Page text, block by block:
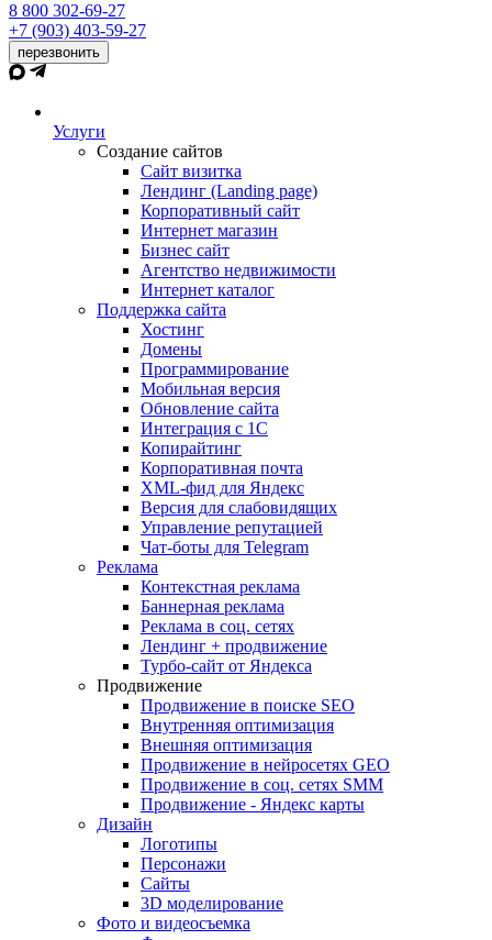
8 800 302-69-27
+7 (903) 403-59-27
перезвонить
Услуги
Создание сайтов
Сайт визитка
Лендинг (Landing page)
Корпоративный сайт
Интернет магазин
Бизнес сайт
Агентство недвижимости
Интернет каталог
Поддержка сайта
Хостинг
Домены
Программирование
Мобильная версия
Обновление сайта
Интеграция с 1С
Копирайтинг
Корпоративная почта
XML-фид для Яндекс
Версия для слабовидящих
Управление репутацией
Чат-боты для Telegram
Реклама
Контекстная реклама
Баннерная реклама
Реклама в соц. сетях
Лендинг + продвижение
Турбо-сайт от Яндекса
Продвижение
Продвижение в поиске SEO
Внутренняя оптимизация
Внешняя оптимизация
Продвижение в нейросетях GEO
Продвижение в соц. сетях SMM
Продвижение - Яндекс карты
Дизайн
Логотипы
Персонажи
Сайты
3D моделирование
Фото и видеосъемка